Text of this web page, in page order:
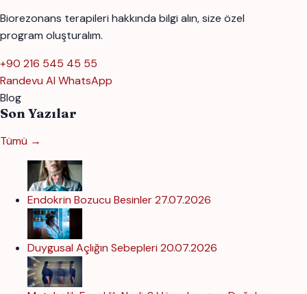
Biorezonans terapileri hakkında bilgi alın, size özel
program oluşturalım.
+90 216 545 45 55
Randevu Al WhatsApp
Blog
Son Yazılar
Tümü →
Endokrin Bozucu Besinler27.07.2026
Duygusal Açlığın Sebepleri 20.07.2026